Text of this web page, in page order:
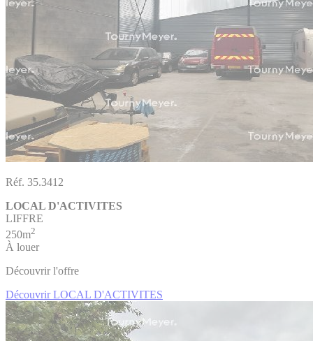
Réf. 35.3412
LOCAL D'ACTIVITES
LIFFRE
250m2
À louer
Découvrir l'offre
Découvrir LOCAL D'ACTIVITES